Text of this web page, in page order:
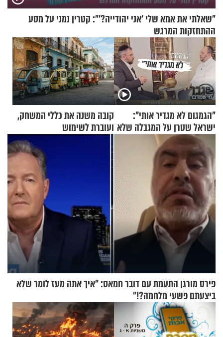
"שאלתי את אמא שלי 'אני יהודייה?'": קטרין נמני על מסע
ההתחזקות המרגש
"הגמגום לא מגדיר אותי":
ישראל שטרן על המגבלה שלא
עוצרת אותו
קובה משנה את כללי המשחק,
ועוברת לשימוש
בתלת־אופנועים סולאריים
פירס מורגן התעמת עם דובר חמאס: "איך אתה מעז לומר שלא
ביצעתם פשעי מלחמה?!"